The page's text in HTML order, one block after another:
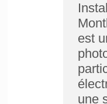
est
une